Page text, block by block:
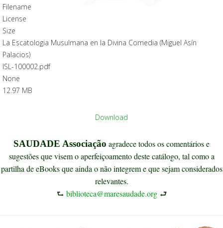
Filename
License
Size
La Escatologia Musulmana en la Divina Comedia (Miguel Asín
Palacios)
ISL-100002.pdf
None
12.97 MB
Download
SAUDADE Associação agradece todos os comentários e
sugestões que visem o aperfeiçoamento deste catálogo, tal como a
partilha de eBooks que ainda o não integrem e que sejam considerados
relevantes.
⮑ biblioteca@maresaudade.org⮐